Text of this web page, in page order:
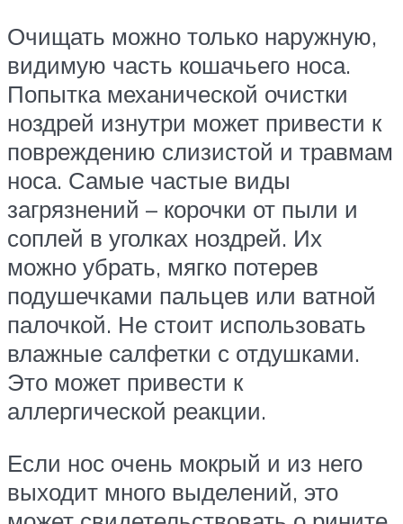
Очищать можно только наружную,
видимую часть кошачьего носа.
Попытка механической очистки
ноздрей изнутри может привести к
повреждению слизистой и травмам
носа. Самые частые виды
загрязнений – корочки от пыли и
соплей в уголках ноздрей. Их
можно убрать, мягко потерев
подушечками пальцев или ватной
палочкой. Не стоит использовать
влажные салфетки с отдушками.
Это может привести к
аллергической реакции.
Если нос очень мокрый и из него
выходит много выделений, это